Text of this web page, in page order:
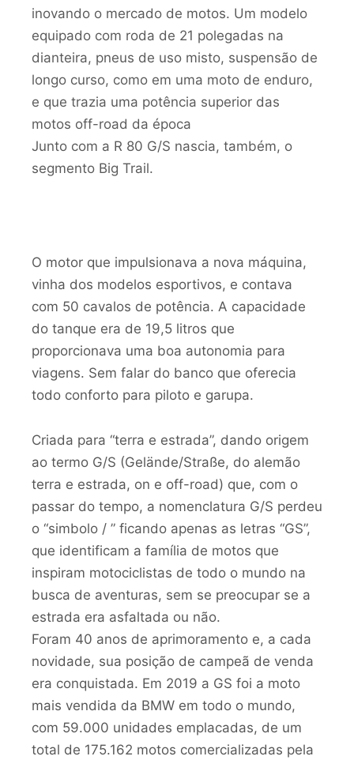
inovando o mercado de motos. Um modelo
equipado com roda de 21 polegadas na
dianteira, pneus de uso misto, suspensão de
longo curso, como em uma moto de enduro,
e que trazia uma potência superior das
motos off-road da época
Junto com a R 80 G/S nascia, também, o
segmento Big Trail.
O motor que impulsionava a nova máquina,
vinha dos modelos esportivos, e contava
com 50 cavalos de potência. A capacidade
do tanque era de 19,5 litros que
proporcionava uma boa autonomia para
viagens. Sem falar do banco que oferecia
todo conforto para piloto e garupa.
Criada para “terra e estrada”, dando origem
ao termo G/S (Gelände/Straße, do alemão
terra e estrada, on e off-road) que, com o
passar do tempo, a nomenclatura G/S perdeu
o “simbolo / ” ficando apenas as letras “GS”,
que identificam a família de motos que
inspiram motociclistas de todo o mundo na
busca de aventuras, sem se preocupar se a
estrada era asfaltada ou não.
Foram 40 anos de aprimoramento e, a cada
novidade, sua posição de campeã de venda
era conquistada. Em 2019 a GS foi a moto
mais vendida da BMW em todo o mundo,
com 59.000 unidades emplacadas, de um
total de 175.162 motos comercializadas pela